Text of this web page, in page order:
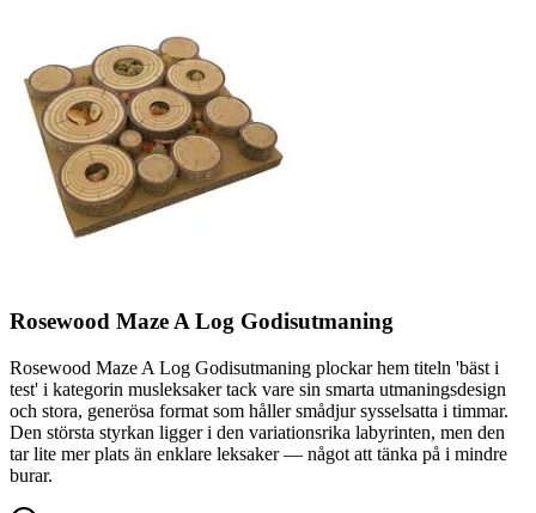
Rosewood Maze A Log Godisutmaning
Rosewood Maze A Log Godisutmaning plockar hem titeln 'bäst i
test' i kategorin musleksaker tack vare sin smarta utmaningsdesign
och stora, generösa format som håller smådjur sysselsatta i timmar.
Den största styrkan ligger i den variationsrika labyrinten, men den
tar lite mer plats än enklare leksaker — något att tänka på i mindre
burar.